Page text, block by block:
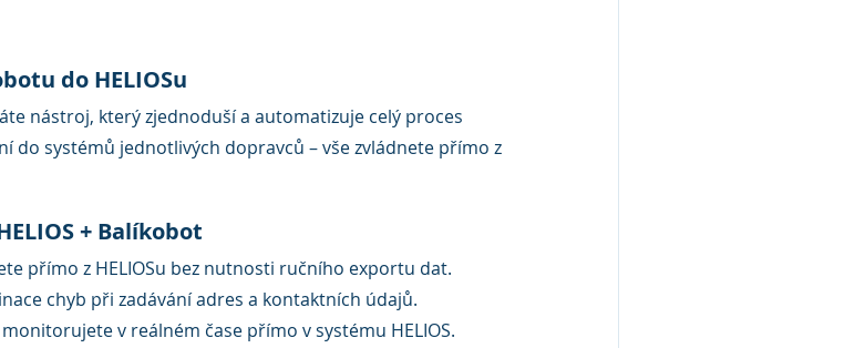
do HELIOSu
nástroj, který zjednoduší a automatizuje celý proces
do systémů jednotlivých dopravců – vše zvládnete přímo z
+ Balíkobot
přímo z HELIOSu bez nutnosti ručního exportu dat.
chyb při zadávání adres a kontaktních údajů.
v reálném čase přímo v systému HELIOS.